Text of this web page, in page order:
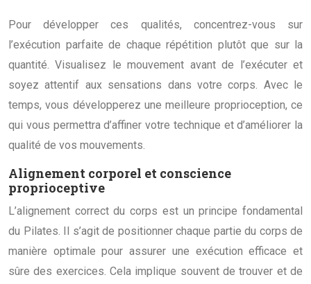
Pour développer ces qualités, concentrez-vous sur
l’exécution parfaite de chaque répétition plutôt que sur la
quantité. Visualisez le mouvement avant de l’exécuter et
soyez attentif aux sensations dans votre corps. Avec le
temps, vous développerez une meilleure proprioception, ce
qui vous permettra d’affiner votre technique et d’améliorer la
qualité de vos mouvements.
Alignement corporel et conscience
proprioceptive
L’alignement correct du corps est un principe fondamental
du Pilates. Il s’agit de positionner chaque partie du corps de
manière optimale pour assurer une exécution efficace et
sûre des exercices. Cela implique souvent de trouver et de